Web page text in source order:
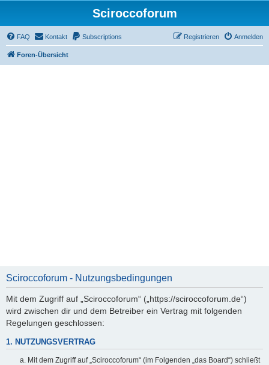
Sciroccoforum
FAQ Kontakt Subscriptions Anmelden
Registrieren
Foren-Übersicht
Sciroccoforum - Nutzungsbedingungen
Mit dem Zugriff auf „Sciroccoforum“ („https://sciroccoforum.de“)
wird zwischen dir und dem Betreiber ein Vertrag mit folgenden
Regelungen geschlossen:
1. NUTZUNGSVERTRAG
Mit dem Zugriff auf „Sciroccoforum“ (im Folgenden „das Board“) schließt